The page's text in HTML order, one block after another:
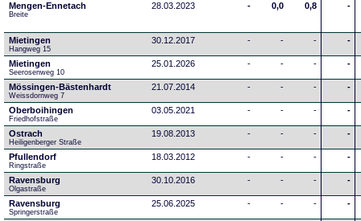
Mengen-Ennetach
Breite
28.03.2023 - 0,0 0,8 -
Mietingen
Hangweg 15
30.12.2017 - - - -
Mietingen
Seerosenweg 10
25.01.2026 - - - -
Mössingen-Bästenhardt
Weissdornweg 7
21.07.2014 - - - -
Oberboihingen
Friedhofstraße
03.05.2021 - - - -
Ostrach
Heiligenberger Straße
19.08.2013 - - - -
Pfullendorf
Ringstraße
18.03.2012 - - - -
Ravensburg
Olgastraße
30.10.2016 - - - -
Ravensburg
Springerstraße
25.06.2025 - - - -